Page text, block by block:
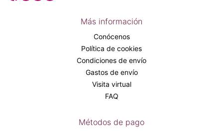
Más información
Conócenos
Política de cookies
Condiciones de envío
Gastos de envío
Visita virtual
FAQ
Métodos de pago